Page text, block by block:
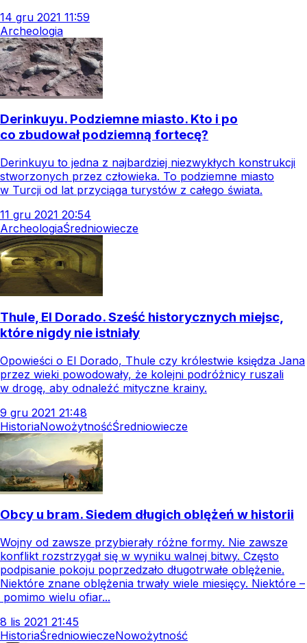
14 gru 2021 11:59
Archeologia
Derinkuyu. Podziemne miasto. Kto i po
co zbudował podziemną fortecę?
Derinkuyu to jedna z najbardziej niezwykłych konstrukcji
stworzonych przez człowieka. To podziemne miasto
w Turcji od lat przyciąga turystów z całego świata.
11 gru 2021 20:54
ArcheologiaŚredniowiecze
Thule, El Dorado. Sześć historycznych miejsc,
które nigdy nie istniały
Opowieści o El Dorado, Thule czy królestwie księdza Jana
przez wieki powodowały, że kolejni podróżnicy ruszali
w drogę, aby odnaleźć mityczne krainy.
9 gru 2021 21:48
HistoriaNowożytnośćŚredniowiecze
Obcy u bram. Siedem długich oblężeń w historii
Wojny od zawsze przybierały różne formy. Nie zawsze
konflikt rozstrzygał się w wyniku walnej bitwy. Często
podpisanie pokoju poprzedzało długotrwałe oblężenie.
Niektóre znane oblężenia trwały wiele miesięcy. Niektóre –
pomimo wielu ofiar...
8 lis 2021 21:45
HistoriaŚredniowieczeNowożytność